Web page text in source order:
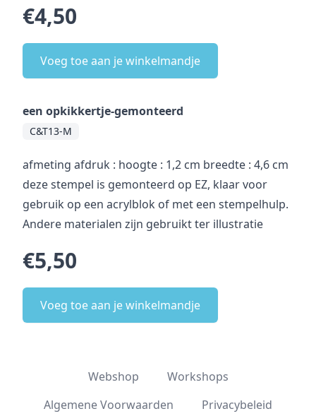
€4,50
Voeg toe aan je winkelmandje
een opkikkertje-gemonteerd
C&T13-M
afmeting afdruk : hoogte : 1,2 cm breedte : 4,6 cm
deze stempel is gemonteerd op EZ, klaar voor
gebruik op een acrylblok of met een stempelhulp.
Andere materialen zijn gebruikt ter illustratie
€5,50
Voeg toe aan je winkelmandje
Webshop
Workshops
Algemene Voorwaarden
Privacybeleid